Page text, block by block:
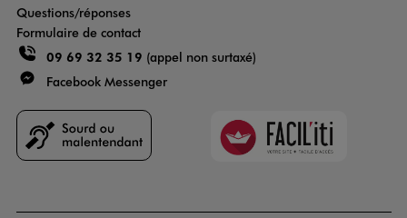
Questions/réponses
Formulaire de contact
09 69 32 35 19 (appel non surtaxé)
Facebook Messenger
Faciliti